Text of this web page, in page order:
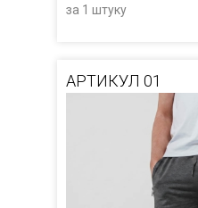
за 1 штуку
АРТИКУЛ 01